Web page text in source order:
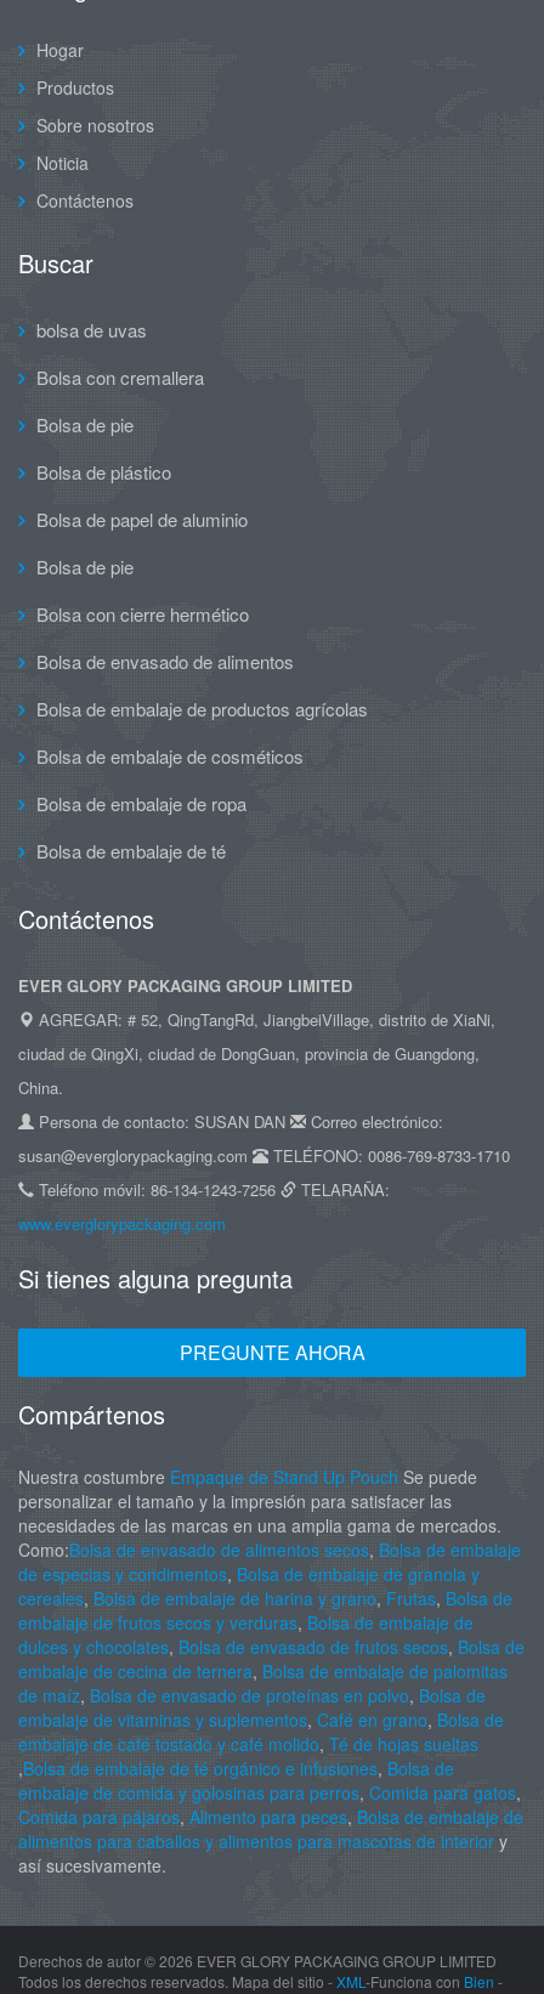
Hogar
Productos
Sobre nosotros
Noticia
Contáctenos
Buscar
bolsa de uvas
Bolsa con cremallera
Bolsa de pie
Bolsa de plástico
Bolsa de papel de aluminio
Bolsa de pie
Bolsa con cierre hermético
Bolsa de envasado de alimentos
Bolsa de embalaje de productos agrícolas
Bolsa de embalaje de cosméticos
Bolsa de embalaje de ropa
Bolsa de embalaje de té
Contáctenos
EVER GLORY PACKAGING GROUP LIMITED
AGREGAR: # 52, QingTangRd, JiangbeiVillage, distrito de XiaNi,
ciudad de QingXi, ciudad de DongGuan, provincia de Guangdong,
China.
Persona de contacto: SUSAN DAN
Correo electrónico:
susan@everglorypackaging.com
TELÉFONO: 0086-769-8733-1710
Teléfono móvil: 86-134-1243-7256
TELARAÑA:
www.everglorypackaging.com
Si tienes alguna pregunta
PREGUNTE AHORA
Compártenos
Nuestra costumbre Empaque de Stand Up Pouch Se puede
personalizar el tamaño y la impresión para satisfacer las
necesidades de las marcas en una amplia gama de mercados.
Como:Bolsa de envasado de alimentos secos, Bolsa de embalaje
de especias y condimentos, Bolsa de embalaje de granola y
cereales, Bolsa de embalaje de harina y grano, Frutas, Bolsa de
embalaje de frutos secos y verduras, Bolsa de embalaje de
dulces y chocolates, Bolsa de envasado de frutos secos, Bolsa de
embalaje de cecina de ternera, Bolsa de embalaje de palomitas
de maíz, Bolsa de envasado de proteínas en polvo, Bolsa de
embalaje de vitaminas y suplementos, Café en grano, Bolsa de
embalaje de café tostado y café molido, Té de hojas sueltas
,Bolsa de embalaje de té orgánico e infusiones, Bolsa de
embalaje de comida y golosinas para perros, Comida para gatos,
Comida para pájaros, Alimento para peces, Bolsa de embalaje de
alimentos para caballos y alimentos para mascotas de interior y
así sucesivamente.
Derechos de autor ©2026 EVER GLORY PACKAGING GROUP LIMITED
Todos los derechos reservados. Mapa del sitio -XML -Funciona con Bien -